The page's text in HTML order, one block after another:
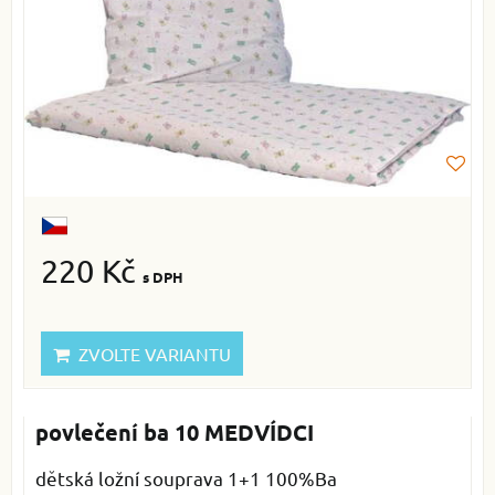
220 Kč s DPH
ZVOLTE VARIANTU
povlečení ba 10 MEDVÍDCI
dětská ložní souprava 1+1 100%Ba